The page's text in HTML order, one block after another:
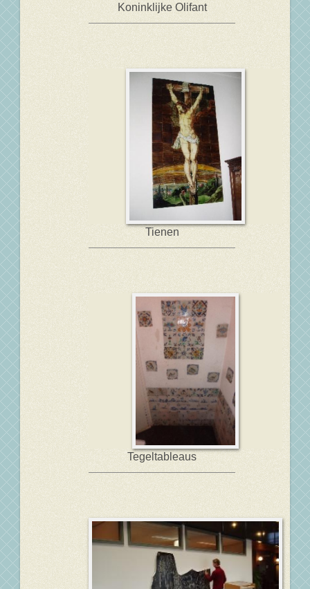
Koninklijke Olifant
Tienen
Tegeltableaus